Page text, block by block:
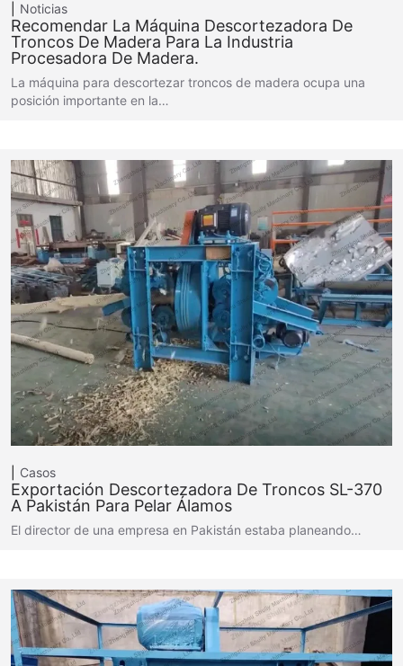
Noticias
Recomendar La Máquina Descortezadora De
Troncos De Madera Para La Industria
Procesadora De Madera.
La máquina para descortezar troncos de madera ocupa una
posición importante en la…
Casos
Exportación Descortezadora De Troncos SL-370
A Pakistán Para Pelar Álamos
El director de una empresa en Pakistán estaba planeando…